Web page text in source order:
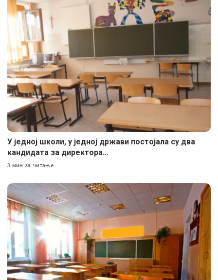
У једној школи, у једној држави постојала су два
кандидата за директора…
3 мин за читање